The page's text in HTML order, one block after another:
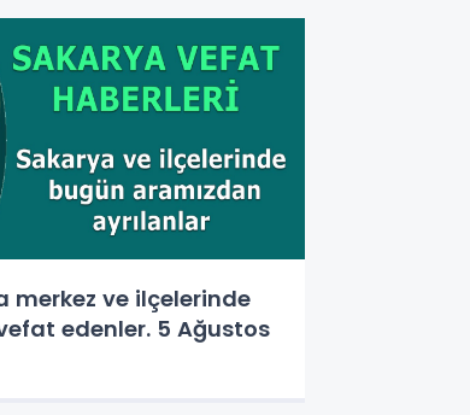
merkez ve ilçelerinde
edenler. 5 Ağustos